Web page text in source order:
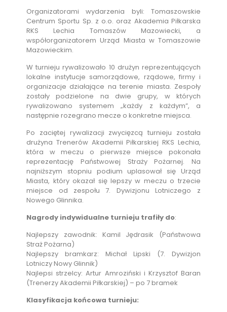
Organizatorami wydarzenia byli: Tomaszowskie
Centrum Sportu Sp. z o.o. oraz Akademia Piłkarska
RKS Lechia Tomaszów Mazowiecki, a
współorganizatorem Urząd Miasta w Tomaszowie
Mazowieckim.
W turnieju rywalizowało 10 drużyn reprezentujących
lokalne instytucje samorządowe, rządowe, firmy i
organizacje działające na terenie miasta. Zespoły
zostały podzielone na dwie grupy, w których
rywalizowano systemem „każdy z każdym”, a
następnie rozegrano mecze o konkretne miejsca.
Po zaciętej rywalizacji zwycięzcą turnieju została
drużyna Trenerów Akademii Piłkarskiej RKS Lechia,
która w meczu o pierwsze miejsce pokonała
reprezentację Państwowej Straży Pożarnej. Na
najniższym stopniu podium uplasował się Urząd
Miasta, który okazał się lepszy w meczu o trzecie
miejsce od zespołu 7. Dywizjonu Lotniczego z
Nowego Glinnika.
Nagrody indywidualne turnieju trafiły do:
Najlepszy zawodnik: Kamil Jędrasik (Państwowa
Straż Pożarna)
Najlepszy bramkarz: Michał Lipski (7. Dywizjon
Lotniczy Nowy Glinnik)
Najlepsi strzelcy: Artur Amroziński i Krzysztof Baran
(Trenerzy Akademii Piłkarskiej) – po 7 bramek
Klasyfikacja końcowa turnieju: